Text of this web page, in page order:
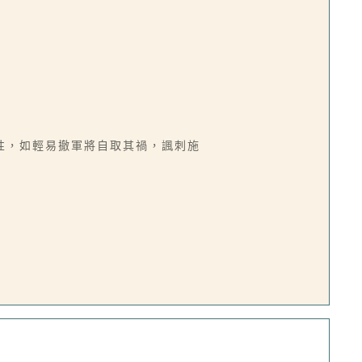
如輕易撤軍將自取其禍，諷刺施